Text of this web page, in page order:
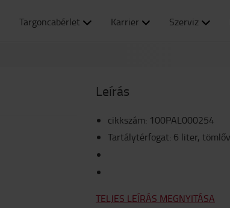
Targoncabérlet Karrier Szerviz
Leírás
cikkszám: 100PAL000254
Tartálytérfogat: 6 liter,
TELJES LEÍRÁS MEGNYITÁSA